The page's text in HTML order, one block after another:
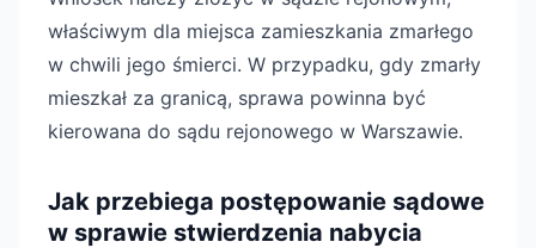
właściwym dla miejsca zamieszkania zmarłego
w chwili jego śmierci. W przypadku, gdy zmarły
mieszkał za granicą, sprawa powinna być
kierowana do sądu rejonowego w Warszawie.
Jak przebiega postępowanie sądowe
w sprawie stwierdzenia nabycia